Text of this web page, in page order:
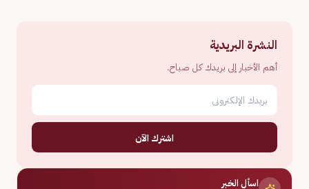
النشرة البريدية
أهم الأخبار إلى بريدك كل صباح.
اشترك الآن
اسأل الخبر